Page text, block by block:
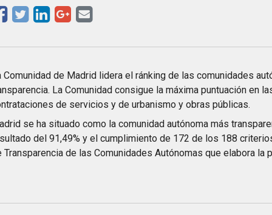
Comunidad de Madrid lidera el ránking de las comunidades
La Comunidad consigue la máxima puntuación en
de servicios y de urbanismo y obras públicas.
se ha situado como la comunidad autónoma más
del 91,49% y el cumplimiento de 172 de los 188
Transparencia de las Comunidades Autónomas que elabora la